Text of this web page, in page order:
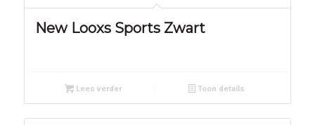
New Looxs Sports Zwart
Lees verder Toon details